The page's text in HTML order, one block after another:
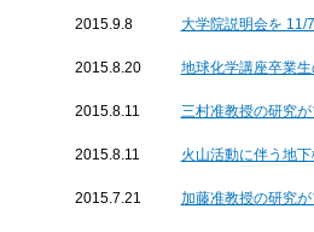
2015.9.8 大学院説明会を 11/
2015.8.20 地球化学講座卒業
2015.8.11 三村准教授の研究
2015.8.11 火山活動に伴う地
2015.7.21 加藤准教授の研究